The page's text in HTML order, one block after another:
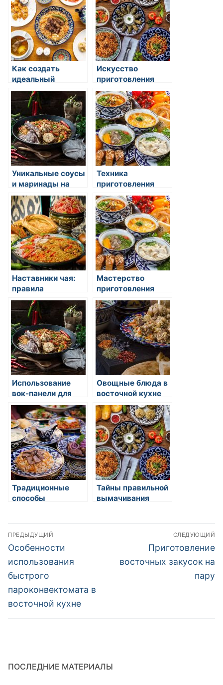
Как создать
идеальный
воздушный рис
для суши
Искусство
приготовления
суши и роллов
Уникальные соусы
и маринады на
востоке
Техника
приготовления
жареного риса с
овощами: секреты
восточной кухни
Наставники чая:
правила
приготовления и
церемония
чаепития
Мастерство
приготовления
удона и рамена:
волшебство
восточной кухни
Использование
вок-панели для
приготовления
восточных блюд
Овощные блюда в
восточной кухне
Традиционные
способы
Тайны правильной
вымачивания
Навигация
по
записям
ПРЕДЫДУЩИЙ
Предыдущая
запись:
Особенности
использования
быстрого
пароконвектомата в
восточной кухне
СЛЕДУЮЩИЙ
Следующая
запись:
Приготовление
восточных закусок на
пару
ПОСЛЕДНИЕ МАТЕРИАЛЫ